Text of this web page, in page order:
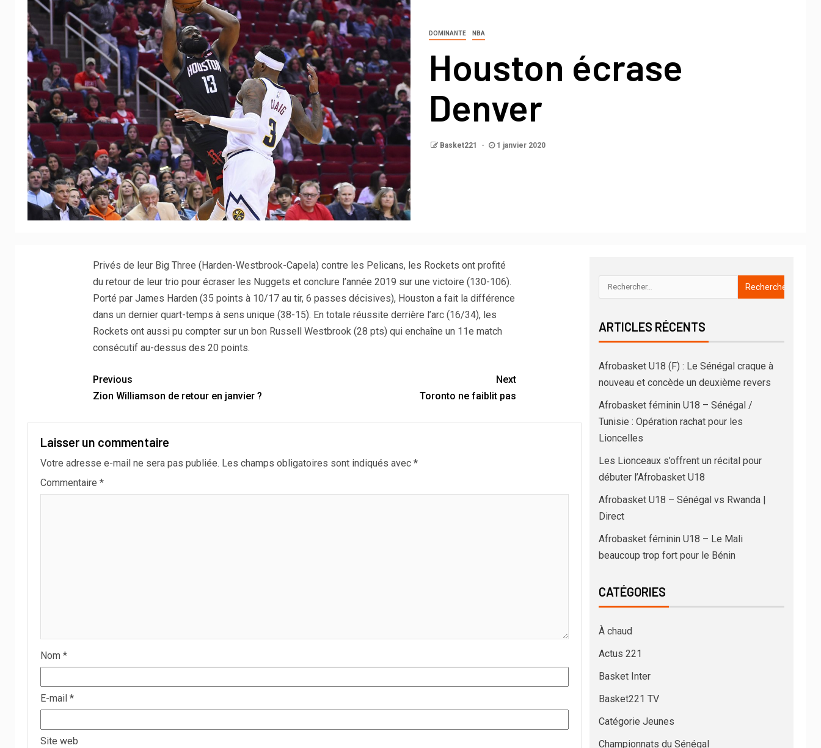
DOMINANTE NBA
Houston écrase
Denver
Basket221 1 janvier 2020
Privés de leur Big Three (Harden-Westbrook-Capela) contre les Pelicans, les Rockets ont profité
du retour de leur trio pour écraser les Nuggets et conclure l’année 2019 sur une victoire (130-106).
Porté par James Harden (35 points à 10/17 au tir, 6 passes décisives), Houston a fait la différence
dans un dernier quart-temps à sens unique (38-15). En totale réussite derrière l’arc (16/34), les
Rockets ont aussi pu compter sur un bon Russell Westbrook (28 pts) qui enchaîne un 11e match
consécutif au-dessus des 20 points.
Previous
Zion Williamson de retour en janvier ?
Next
Toronto ne faiblit pas
Laisser un commentaire
Votre adresse e-mail ne sera pas publiée. Les champs obligatoires sont indiqués avec *
Commentaire *
Nom *
E-mail *
Site web
ARTICLES RÉCENTS
Afrobasket U18 (F) : Le Sénégal craque à
nouveau et concède un deuxième revers
Afrobasket féminin U18 – Sénégal /
Tunisie : Opération rachat pour les
Lioncelles
Les Lionceaux s’offrent un récital pour
débuter l’Afrobasket U18
Afrobasket U18 – Sénégal vs Rwanda |
Direct
Afrobasket féminin U18 – Le Mali
beaucoup trop fort pour le Bénin
CATÉGORIES
À chaud
Actus 221
Basket Inter
Basket221 TV
Catégorie Jeunes
Championnats du Sénégal